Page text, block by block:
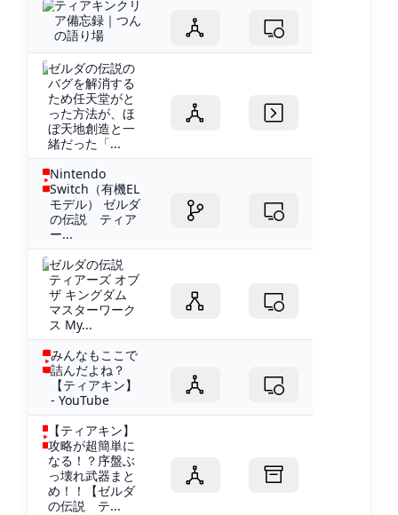
ティアキンクリ
ア備忘録｜つん
の語り場
ゼルダの伝説の
バグを解消する
ため任天堂がと
った方法が、ほ
ぼ天地創造と一
緒だった「...
Nintendo
Switch（有機EL
モデル） ゼルダ
の伝説 ティア
ー...
ゼルダの伝説
ティアーズ オブ
ザ キングダム
マスターワーク
ス My...
みんなもここで
詰んだよね？
【ティアキン】
- YouTube
【ティアキン】
攻略が超簡単に
なる！？序盤ぶ
っ壊れ武器まと
め！！【ゼルダ
の伝説 テ...